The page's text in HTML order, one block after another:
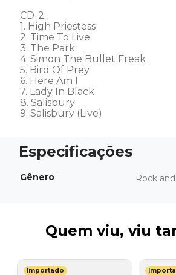
CD-2:
1. High Priestess
2. Time To Live
3. The Park
4. Simon The Bullet Freak
5. Bird Of Prey
6. Here Am I
7. Lady In Black
8. Salisbury
9. Salisbury (Live)
Gênero Rock
Quem viu, viu
Importado